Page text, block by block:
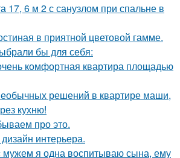
17, 6 м 2 с санузлом при спальне в
в приятной цветовой гамме.
бы для себя:
комфортная квартира площадью
решений в квартире маши,
кухню!
про это.
интерьера.
мужем я одна воспитываю сына, ему